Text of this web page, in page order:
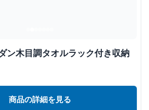
ン木目調タオルラック付き収納
商品の詳細を見る